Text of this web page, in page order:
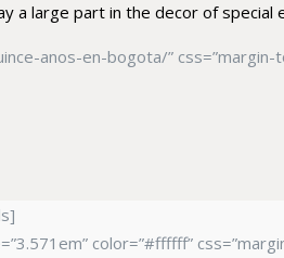
a large part in the decor of special
anos-en-bogota/”
color=”#ffffff”